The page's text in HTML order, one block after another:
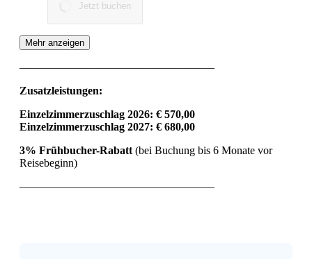
Jetzt buchen
Mehr anzeigen
—————————————————–
Zusatzleistungen:
Einzelzimmerzuschlag 2026: € 570,00
Einzelzimmerzuschlag 2027: € 680,00
3% Frühbucher-Rabatt (bei Buchung bis 6 Monate vor
Reisebeginn)
—————————————————–